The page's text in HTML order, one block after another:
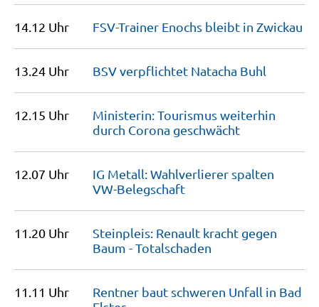
14.12 Uhr FSV-Trainer Enochs bleibt in Zwickau
13.24 Uhr BSV verpflichtet Natacha Buhl
12.15 Uhr
Ministerin: Tourismus weiterhin
durch Corona geschwächt
12.07 Uhr
IG Metall: Wahlverlierer spalten
VW-Belegschaft
11.20 Uhr
Steinpleis: Renault kracht gegen
Baum -Totalschaden
11.11 Uhr
Rentner baut schweren Unfall in Bad